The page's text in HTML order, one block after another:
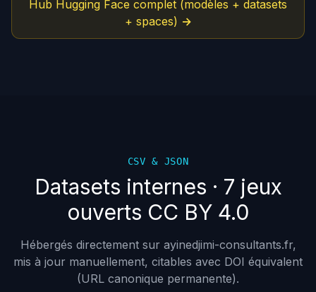
Hub Hugging Face complet (modèles + datasets
+ spaces) →
CSV & JSON
Datasets internes · 7 jeux
ouverts CC BY 4.0
Hébergés directement sur ayinedjimi-consultants.fr,
mis à jour manuellement, citables avec DOI équivalent
(URL canonique permanente).